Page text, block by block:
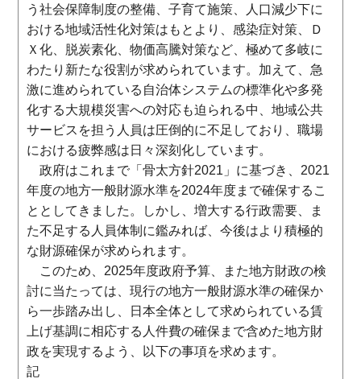
う社会保障制度の整備、子育て施策、人口減少下に
おける地域活性化対策はもとより、感染症対策、Ｄ
Ｘ化、脱炭素化、物価高騰対策など、極めて多岐に
わたり新たな役割が求められています。加えて、急
激に進められている自治体システムの標準化や多発
化する大規模災害への対応も迫られる中、地域公共
サービスを担う人員は圧倒的に不足しており、職場
における疲弊感は日々深刻化しています。
政府はこれまで「骨太方針2021」に基づき、2021
年度の地方一般財源水準を2024年度まで確保するこ
ととしてきました。しかし、増大する行政需要、ま
た不足する人員体制に鑑みれば、今後はより積極的
な財源確保が求められます。
このため、2025年度政府予算、また地方財政の検
討に当たっては、現行の地方一般財源水準の確保か
ら一歩踏み出し、日本全体として求められている賃
上げ基調に相応する人件費の確保まで含めた地方財
政を実現するよう、以下の事項を求めます。
記